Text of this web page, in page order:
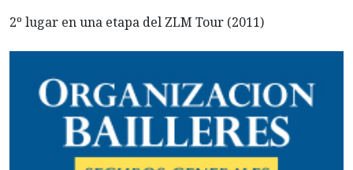
2º lugar en una etapa del ZLM Tour (2011)